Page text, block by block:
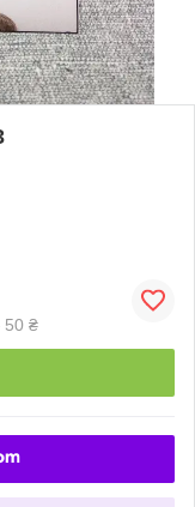
50 ₴